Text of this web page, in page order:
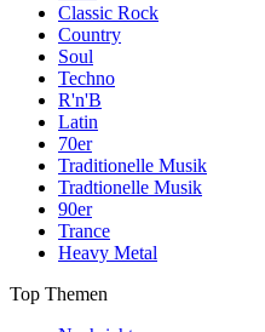
Classic Rock
Country
Soul
Techno
R'n'B
Latin
70er
Traditionelle Musik
Tradtionelle Musik
90er
Trance
Heavy Metal
Top Themen